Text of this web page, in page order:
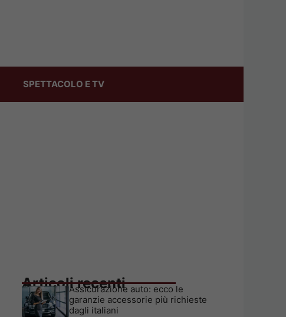
SPETTACOLO E TV
Articoli recenti
Assicurazione auto: ecco le
garanzie accessorie più richieste
dagli italiani